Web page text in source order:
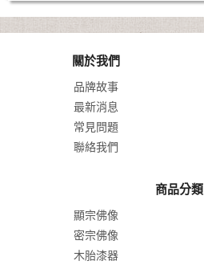
關於我們
品牌故事
最新消息
常見問題
聯絡我們
商品分類
顯宗佛像
密宗佛像
木胎漆器